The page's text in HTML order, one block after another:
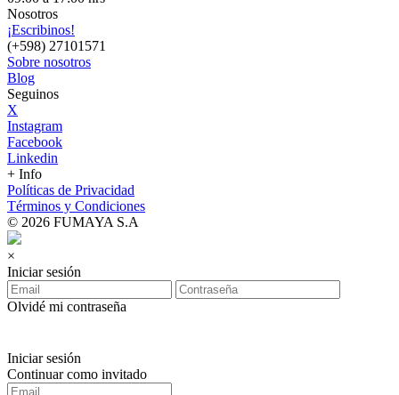
Nosotros
¡Escribinos!
(+598) 27101571
Sobre nosotros
Blog
Seguinos
X
Instagram
Facebook
Linkedin
+ Info
Políticas de Privacidad
Términos y Condiciones
© 2026 FUMAYA S.A
×
Iniciar sesión
Olvidé mi contraseña
Iniciar sesión
Continuar como invitado